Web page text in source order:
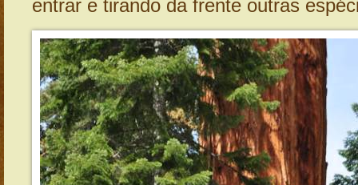
entrar e tirando da frente outras